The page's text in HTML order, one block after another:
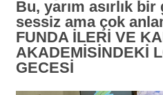
Bu, yarım asırlık
sessiz ama çok
FUNDA İLERİ VE
AKADEMİSİNDEKİ
GECESİ